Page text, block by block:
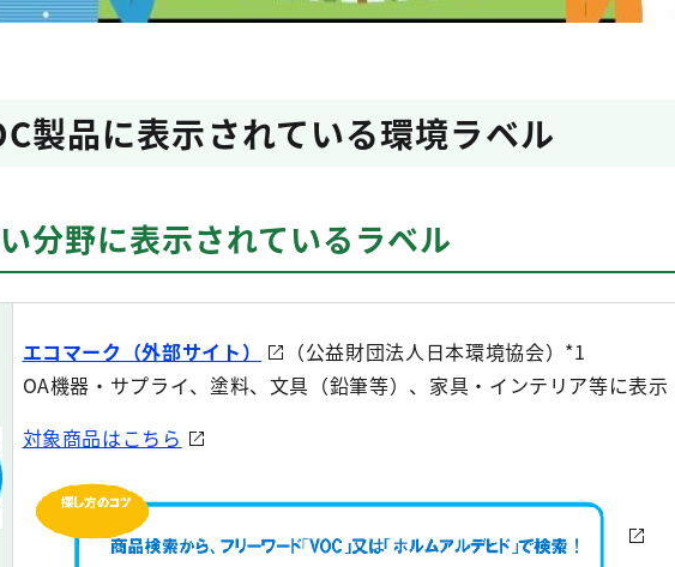
製品に表示されている環境ラベル
分野に表示されているラベル
エコマーク （外部サイト）
（公益財団法人日本環境協会）*1
OA機器・サプライ、塗料、文具（鉛筆等）、家具・インテリア等に表示
対象商品はこちら